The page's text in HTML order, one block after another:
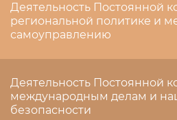
Деятельность Постоянной
региональной политике и
самоуправлению
Деятельность Постоянной
международным делам и
безопасности